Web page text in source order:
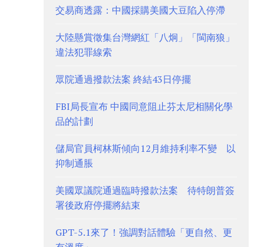
交易商透露：中國採購美國大豆陷入停滯
大陸懸賞徵集台灣網紅「八炯」「閩南狼」
違法犯罪線索
眾院通過撥款法案 終結43日停擺
FBI局長宣布 中國同意阻止芬太尼相關化學
品的計劃
儲局官員柯林斯傾向12月維持利率不變 以
抑制通脹
美國眾議院通過臨時撥款法案 待特朗普簽
署後政府停擺將結束
GPT-5.1來了！強調對話體驗「更自然、更